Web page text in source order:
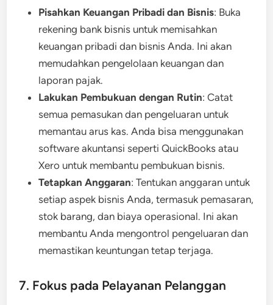
Pisahkan Keuangan Pribadi dan Bisnis: Buka
rekening bank bisnis untuk memisahkan
keuangan pribadi dan bisnis Anda. Ini akan
memudahkan pengelolaan keuangan dan
laporan pajak.
Lakukan Pembukuan dengan Rutin: Catat
semua pemasukan dan pengeluaran untuk
memantau arus kas. Anda bisa menggunakan
software akuntansi seperti QuickBooks atau
Xero untuk membantu pembukuan bisnis.
Tetapkan Anggaran: Tentukan anggaran untuk
setiap aspek bisnis Anda, termasuk pemasaran,
stok barang, dan biaya operasional. Ini akan
membantu Anda mengontrol pengeluaran dan
memastikan keuntungan tetap terjaga.
7. Fokus pada Pelayanan Pelanggan